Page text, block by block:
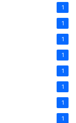
1
1
1
1
1
1
1
1